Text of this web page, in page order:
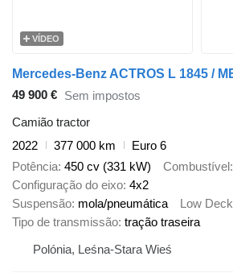
VÍDEO
49 900 € Sem impostos
Camião tractor
2022
377 000 km
Euro 6
Potência 450 cv (331 kW) Combustível
Configuração do eixo 4x2
Suspensão mola/pneumática Low Deck
Tipo de transmissão tração traseira
Polónia, Leśna-Stara Wieś